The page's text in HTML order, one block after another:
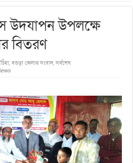
উদযাপন উপলক্ষে
বিতরণ
,বগুড়া জেলার সংবাদ,সর্বশেষ